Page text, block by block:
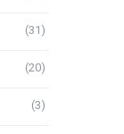
(31)
(20)
(3)